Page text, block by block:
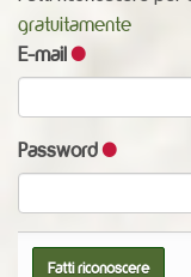
gratuitamente
E-mail
Password